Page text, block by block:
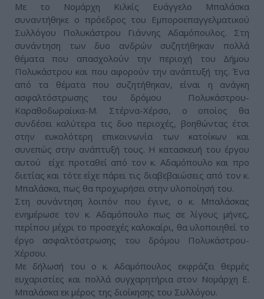
Με το Νομάρχη Κιλκίς Ευάγγελο Μπαλάσκα
συναντήθηκε ο πρόεδρος του Εμποροεπαγγελματικού
Συλλόγου Πολυκάστρου Γιάννης Αδαμόπουλος. Στη
συνάντηση των δυο ανδρών συζητήθηκαν πολλά
θέματα που απασχολούν την περιοχή του Δήμου
Πολυκάστρου και που αφορούν την ανάπτυξή της. Ένα
από τα θέματα που συζητήθηκαν, είναι η ανάγκη
ασφαλτόστρωσης του δρόμου Πολυκάστρου-
Καραθοδωραίικα-Μ. Στέρνα-Χέρσο, ο οποίος θα
συνδέσει καλύτερα τις δυο περιοχές, βοηθώντας έτσι
στην ευκολότερη επικοινωνία των κατοίκων και
συνεπώς στην ανάπτυξή τους. Η κατασκευή του έργου
αυτού είχε προταθεί από τον κ. Αδαμόπουλο και προ
διετίας και τότε είχε πάρει τις διαβεβαιώσεις από τον κ.
Μπαλάσκα, πως θα προχωρήσει στην υλοποίησή του.
Στη συνάντηση λοιπόν που έγινε, ο κ. Μπαλάσκας
ενημέρωσε τον κ. Αδαμόπουλο πως σε λίγους μήνες,
περίπου μέχρι το προσεχές καλοκαίρι, θα υλοποιηθεί το
έργο ασφαλτόστρωσης του δρόμου Πολυκάστρου-
Χέρσου.
Με δήλωσή του ο κ. Αδαμόπουλος εκφράζει θερμές
ευχαριστίες και πολλά συγχαρητήρια στον Νομάρχη Ε.
Μπαλάσκα εκ μέρος της διοίκησης του Συλλόγου.